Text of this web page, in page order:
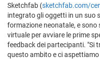
Sketchfab (sketchfab.com/
integrato gli oggetti in un suo
formazione neonatale, e
virtuale per avviare le prime
feedback dei partecipanti. "Si
questo ambito e ci